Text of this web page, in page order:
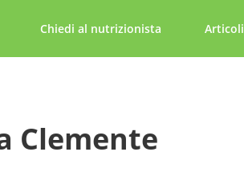
Chiedi al nutrizionista Articoli
Clemente